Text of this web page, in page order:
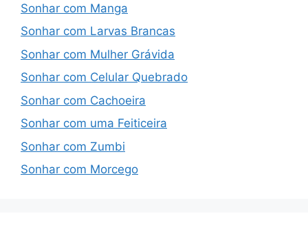
Sonhar com Manga
Sonhar com Larvas Brancas
Sonhar com Mulher Grávida
Sonhar com Celular Quebrado
Sonhar com Cachoeira
Sonhar com uma Feiticeira
Sonhar com Zumbi
Sonhar com Morcego